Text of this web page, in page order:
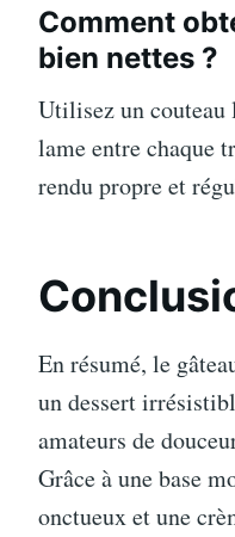
Comment
bien nettes ?
Utilisez un couteau
lame entre chaque
rendu propre et
En résumé, le
un dessert
amateurs de
Grâce à une base
onctueux et une